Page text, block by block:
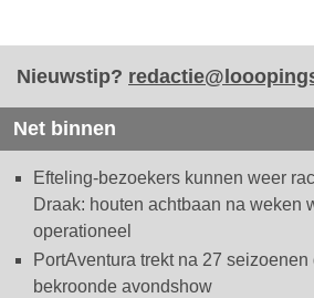
Nieuwstip?
Net binnen
Efteling-bezoekers kunnen weer
Draak: houten achtbaan na weken
operationeel
PortAventura trekt na 27 seizoenen
bekroonde avondshow